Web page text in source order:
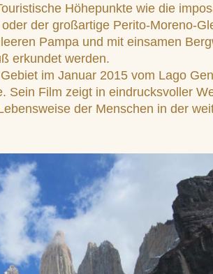
Höhepunkte wie die
der großartige Perito-Moreno-
Pampa und mit einsamen
erkundet werden.
im Januar 2015 vom Lago
Sein Film zeigt in eindrucksvoller
der Menschen in der